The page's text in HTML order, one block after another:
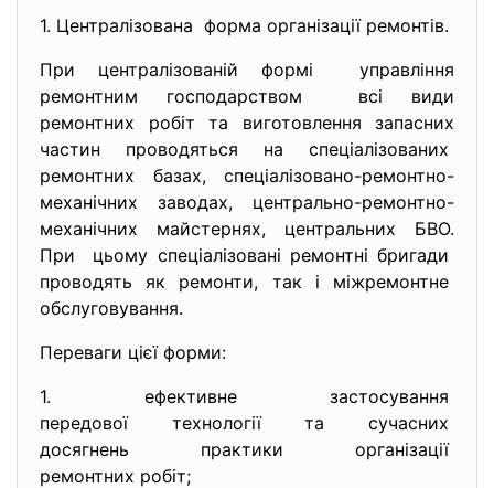
1. Централізована форма організації ремонтів.
При централізованій формі управління
ремонтним господарством всі види
ремонтних робіт та виготовлення запасних
частин проводяться на спеціалізованих
ремонтних базах, спеціалізовано-ремонтно-
механічних заводах, центрально-ремонтно-
механічних майстернях, центральних БВО.
При цьому спеціалізовані ремонтні бригади
проводять як ремонти, так і міжремонтне
обслуговування.
Переваги цієї форми:
1. ефективне застосування
передової технології та сучасних
досягнень практики організації
ремонтних робіт;